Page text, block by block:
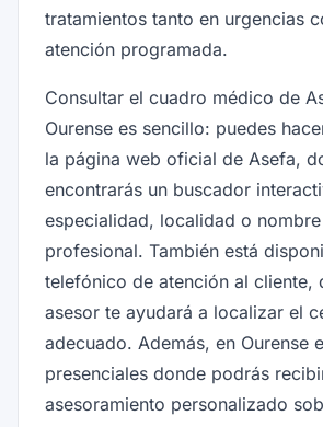
tratamientos tanto en urgencias
atención programada.
Consultar el cuadro médico de
Ourense es sencillo: puedes
la página web oficial de Asefa,
encontrarás un buscador
especialidad, localidad o
profesional. También está
telefónico de atención al cliente,
asesor te ayudará a localizar el
adecuado. Además, en Ourense
presenciales donde podrás
asesoramiento personalizado